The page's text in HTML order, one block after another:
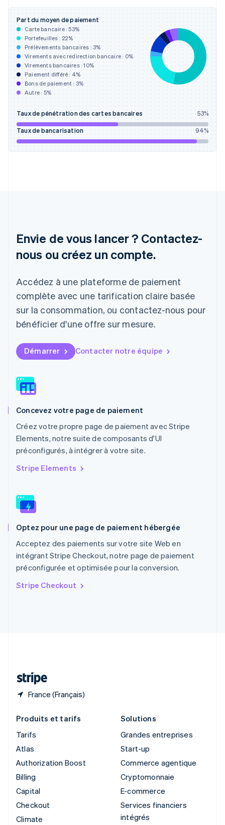
Part du moyen de paiement
Carte bancaire :53%
Portefeuilles : 22%
Prélèvements bancaires : 3%
Virements avec redirection bancaire : 0%
Virements bancaires :10%
Paiement différé : 4%
Bons de paiement : 3%
Autre : 5%
Taux de pénétration des cartes bancaires 53%
Taux de bancarisation 94%
Envie de vous lancer ? Contactez-
nous ou créez un compte.
Accédez à une plateforme de paiement
complète avec une tarification claire basée
sur la consommation, ou contactez-nous pour
bénéficier d'une offre sur mesure.
Démarrer Contacter notre équipe
Concevez votre page de paiement
Créez votre propre page de paiement avec Stripe
Elements, notre suite de composants d'UI
préconfigurés, à intégrer à votre site.
Stripe Elements
Optez pour une page de paiement hébergée
Acceptez des paiements sur votre site Web en
intégrant Stripe Checkout, notre page de paiement
préconfigurée et optimisée pour la conversion.
Stripe Checkout
France (Français)
Estonie
English
États-Unis
EnglishEspañol
Finlande
EnglishSvenska
France
FrançaisEnglish
Gibraltar
English
Hongrie
English
Lettonie
English
Liechtenstein
English
Luxembourg
Français
Malaisie
English简体中文
English
Mexique
English
Nouvelle-Zélande
Pays-Bas
NederlandsEnglish
Pologne
English
Portugal
Português English
République tchèque
English
English
Royaume-Uni
English
Singapour
English简体中文
English
Produits et tarifs
Tarifs
Atlas
Authorization Boost
Billing
Capital
Checkout
Climate
Solutions
Grandes entreprises
Start-up
Commerce agentique
Cryptomonnaie
E-commerce
Services financiers
intégrés